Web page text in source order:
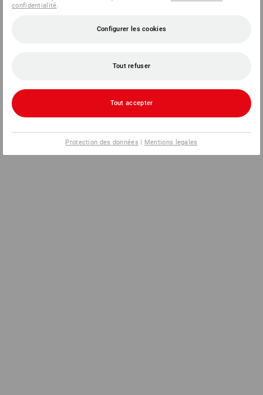
confidentialité
Configurer les cookies
Tout refuser
Tout accepter
Protection des données | Mentions legales